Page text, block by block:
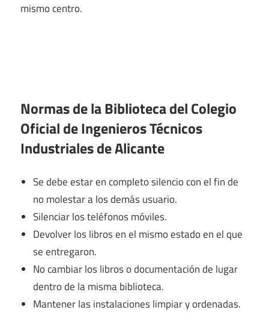
mismo centro.
Normas de la Biblioteca del Colegio
Oficial de Ingenieros Técnicos
Industriales de Alicante
Se debe estar en completo silencio con el fin de
no molestar a los demás usuario.
Silenciar los teléfonos móviles.
Devolver los libros en el mismo estado en el que
se entregaron.
No cambiar los libros o documentación de lugar
dentro de la misma biblioteca.
Mantener las instalaciones limpiar y ordenadas.